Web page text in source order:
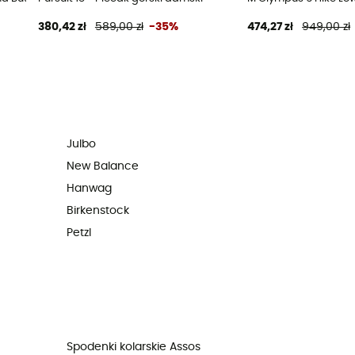
380,42 zł 589,00 zł -35% 474,27 zł 949,00 zł
Julbo
New Balance
Hanwag
Birkenstock
Petzl
Spodenki kolarskie Assos